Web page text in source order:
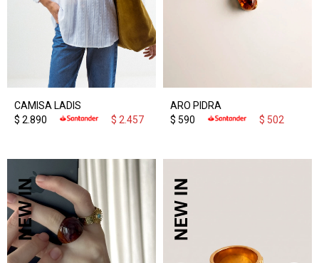
CAMISA LADIS
$ 2.890 $ 2.457
ARO PIDRA
$ 590 $ 502